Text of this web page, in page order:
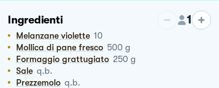
Ingredienti 1
Melanzane violette 10
Mollica di pane fresco 500 g
Formaggio grattugiato 250 g
Sale q.b.
Prezzemolo q.b.